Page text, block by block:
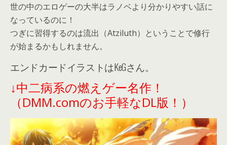
世の中のエロゲーの大半はラノベより分かりやすい話に
なっているのに！
つぎに習得するのは流出（Atziluth）ということで修行
が始まるかもしれません。
エンドカードイラストはKeGさん。
↓中二病系の燃えゲー名作！
（DMM.comのお手軽なDL版！）